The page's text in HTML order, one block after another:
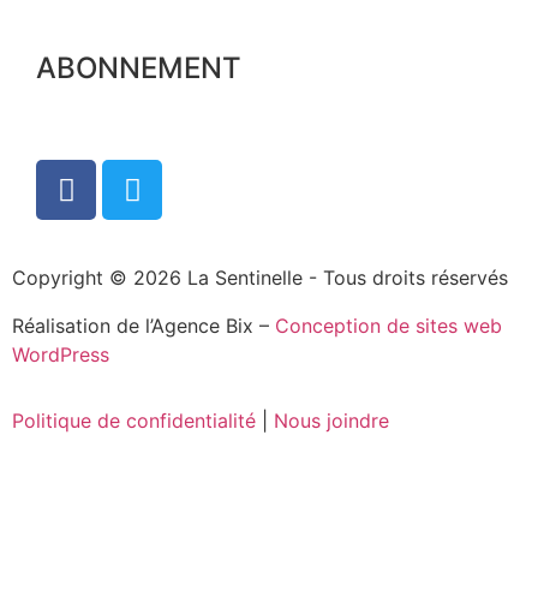
ABONNEMENT
Copyright © 2026 La Sentinelle - Tous droits réservés
Réalisation de l’Agence Bix – Conception de sites web
WordPress
Politique de confidentialité Nous joindre